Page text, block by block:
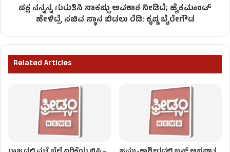
ಪಕ್ಷ ನನ್ನನ್ನ ಗುರುತಿಸಿ ಸಾಕಷ್ಟು ಅವಕಾಶ ನೀಡಿದೆ; ಹೈಕಮಾಂಡ್
ಹೇಳಿದ್ರೆ ಸಚಿವ ಸ್ಥಾನ ಬಿಡಲು ರೆಡಿ: ಕೃಷ್ಣ ಬೈರೇಗೌಡ
Related Articles